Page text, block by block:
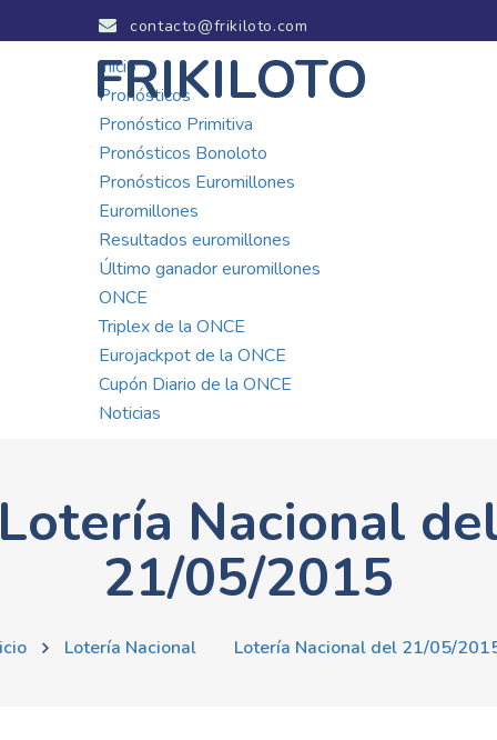
contacto@frikiloto.com
FRIKILOTO
Inicio
Pronósticos
Pronóstico Primitiva
Pronósticos Bonoloto
Pronósticos Euromillones
Euromillones
Resultados euromillones
Último ganador euromillones
ONCE
Triplex de la ONCE
Eurojackpot de la ONCE
Cupón Diario de la ONCE
Noticias
Nacional
21/05/2015
Lotería Nacional Lotería Nacional del 21/05/